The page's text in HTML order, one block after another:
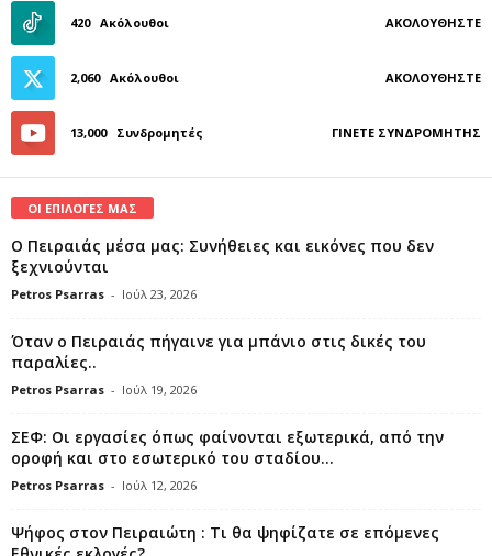
420 Ακόλουθοι ΑΚΟΛΟΥΘΉΣΤΕ
2,060 Ακόλουθοι ΑΚΟΛΟΥΘΉΣΤΕ
13,000 Συνδρομητές ΓΊΝΕΤΕ ΣΥΝΔΡΟΜΗΤΉΣ
ΟΙ ΕΠΙΛΟΓΕΣ ΜΑΣ
Ο Πειραιάς μέσα μας: Συνήθειες και εικόνες που δεν
ξεχνιούνται
Petros Psarras - Ιούλ 23, 2026
Όταν ο Πειραιάς πήγαινε για μπάνιο στις δικές του
παραλίες..
Petros Psarras - Ιούλ 19, 2026
ΣΕΦ: Οι εργασίες όπως φαίνονται εξωτερικά, από την
οροφή και στο εσωτερικό του σταδίου...
Petros Psarras - Ιούλ 12, 2026
Ψήφος στον Πειραιώτη : Τι θα ψηφίζατε σε επόμενες